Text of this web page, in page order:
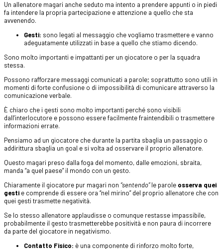
Un allenatore magari anche seduto ma intento a prendere appunti o in piedi
fa intendere la propria partecipazione e attenzione a quello che sta
avvenendo.
Gesti: sono legati al messaggio che vogliamo trasmettere e vanno
adeguatamente utilizzati in base a quello che stiamo dicendo.
Sono molto importanti e impattanti per un giocatore o per la squadra
stessa.
Possono rafforzare messaggi comunicati a parole; soprattutto sono utili in
momenti di forte confusione o di impossibilità di comunicare attraverso la
comunicazione verbale.
È chiaro che i gesti sono molto importanti perché sono visibili
dall’interlocutore e possono essere facilmente fraintendibili o trasmettere
informazioni errate.
Pensiamo ad un giocatore che durante la partita sbaglia un passaggio o
addirittura sbaglia un goal e si volta ad osservare il proprio allenatore.
Questo magari preso dalla foga del momento, dalle emozioni, sbraita,
manda “a quel paese” il mondo con un gesto.
Chiaramente il giocatore pur magari non “sentendo”le parole osserva quei
gesti e comprende di essere ora “nel mirino” del proprio allenatore che con
quei gesti trasmette negatività.
Se lo stesso allenatore applaudisse o comunque restasse impassibile,
probabilmente il gesto trasmetterebbe positività e non paura di incorrere
da parte del giocatore in negativismo.
Contatto Fisico: è una componente di rinforzo molto forte,